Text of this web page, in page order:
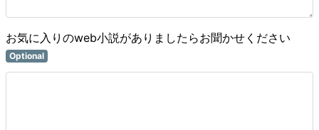
お気に入りのweb小説がありましたらお聞かせください
Optional